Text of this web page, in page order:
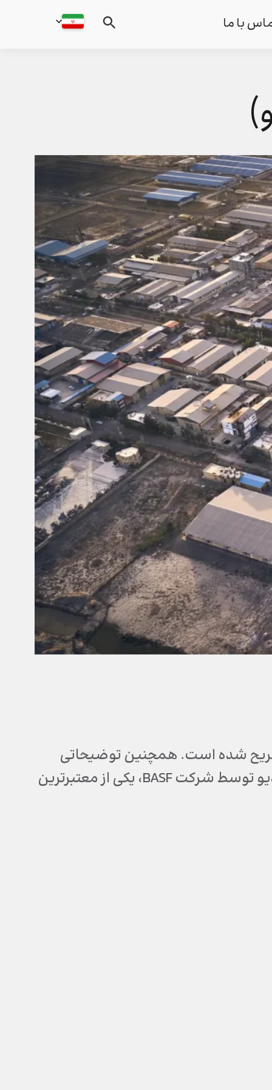
با ما
تشریح شده است. همچنین توضیحاتی
درباره کاربردها و مزایای پلی یورتان، داده می شود. این ویدیو توسط شرکت BASF، یکی از معتبرترین